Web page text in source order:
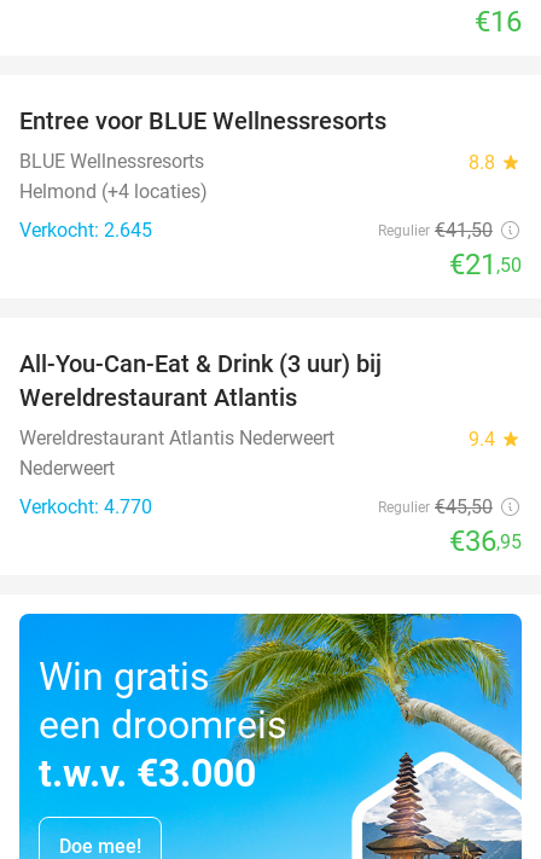
€16
Entree voor BLUE Wellnessresorts
BLUE Wellnessresorts 8.8 star
Helmond (+4 locaties)
Verkocht: 2.645
Regulier €41,50
€21 ,50
All-You-Can-Eat & Drink (3 uur) bij
Wereldrestaurant Atlantis
Wereldrestaurant Atlantis Nederweert 9.4 star
Nederweert
Verkocht: 4.770
Regulier €45,50
€36,95
Win gratis
een droomreis
t.w.v. €3.000
Doe mee!